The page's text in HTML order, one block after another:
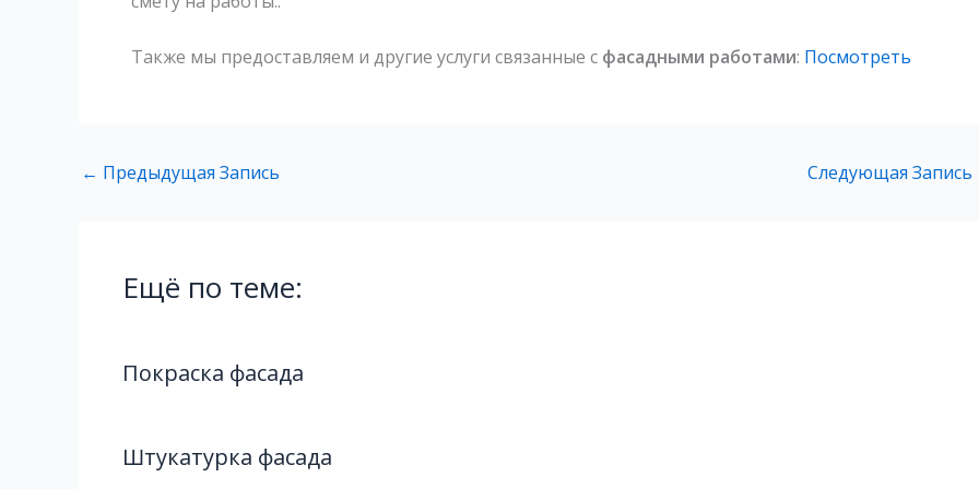
Также мы предоставляем и другие услуги связанные с фасадными работами: Посмотреть
← Предыдущая Запись Следующая Запись
Ещё по теме:
Покраска фасада
Штукатурка фасада